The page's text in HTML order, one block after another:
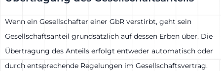
Wenn ein Gesellschafter einer GbR verstirbt, geht sein
Gesellschaftsanteil grundsätzlich auf dessen Erben über. Die
Übertragung des Anteils erfolgt entweder automatisch oder
durch entsprechende Regelungen im Gesellschaftsvertrag.